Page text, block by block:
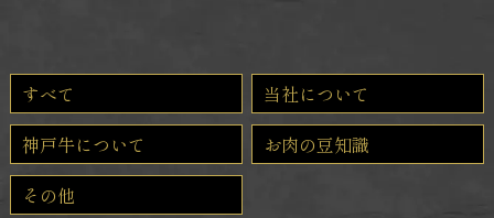
すべて
当社について
神戸牛について
お肉の豆知識
その他